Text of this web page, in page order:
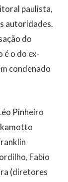
paulista,
autoridades.
do
é o do ex-
condenado
Pinheiro
Fabio
(diretores